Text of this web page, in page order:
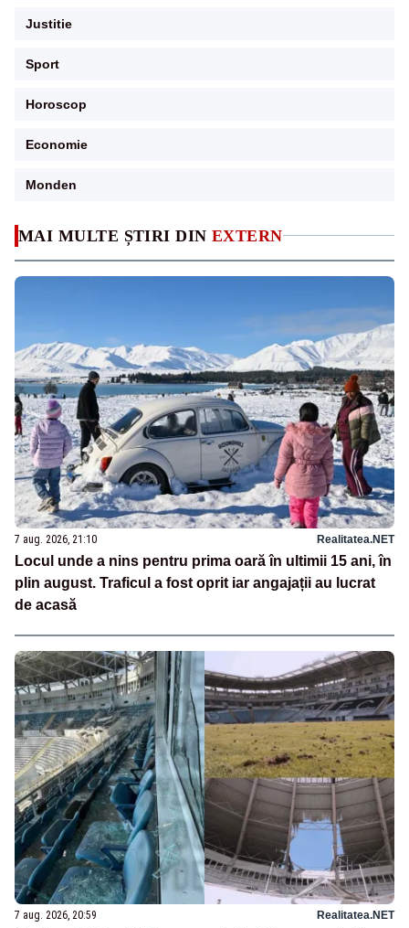
MAI MULTE ȘTIRI DIN EXTERN
7 aug. 2026, 21:10 Realitatea.NET
Locul unde a nins pentru prima oară în ultimii 15 ani, în
plin august. Traficul a fost oprit iar angajații au lucrat
de acasă
7 aug. 2026, 20:59 Realitatea.NET
Justitie
Sport
Horoscop
Economie
Monden